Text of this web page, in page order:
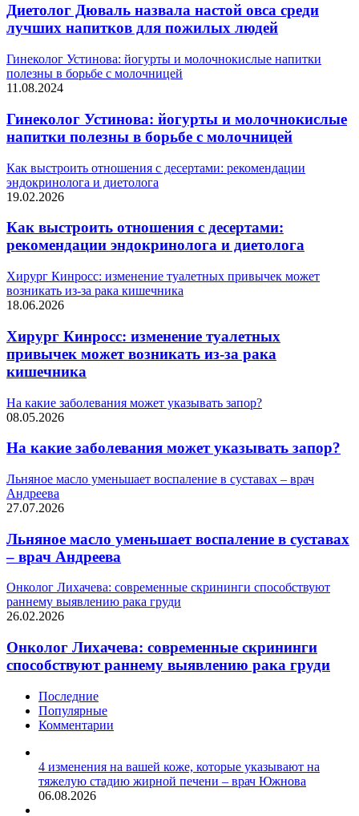
Диетолог Дюваль назвала настой овса среди
лучших напитков для пожилых людей
Гинеколог Устинова: йогурты и молочнокислые напитки
полезны в борьбе с молочницей
11.08.2024
Гинеколог Устинова: йогурты и молочнокислые
напитки полезны в борьбе с молочницей
Как выстроить отношения с десертами: рекомендации
эндокринолога и диетолога
19.02.2026
Как выстроить отношения с десертами:
рекомендации эндокринолога и диетолога
Хирург Кинросс: изменение туалетных привычек может
возникать из-за рака кишечника
18.06.2026
Хирург Кинросс: изменение туалетных
привычек может возникать из-за рака
кишечника
На какие заболевания может указывать запор?
08.05.2026
На какие заболевания может указывать запор?
Льняное масло уменьшает воспаление в суставах – врач
Андреева
27.07.2026
Льняное масло уменьшает воспаление в суставах
– врач Андреева
Онколог Лихачева: современные скрининги способствуют
раннему выявлению рака груди
26.02.2026
Онколог Лихачева: современные скрининги
способствуют раннему выявлению рака груди
Последние
Популярные
Комментарии
4 изменения на вашей коже, которые указывают на
тяжелую стадию жирной печени – врач Южнова
06.08.2026